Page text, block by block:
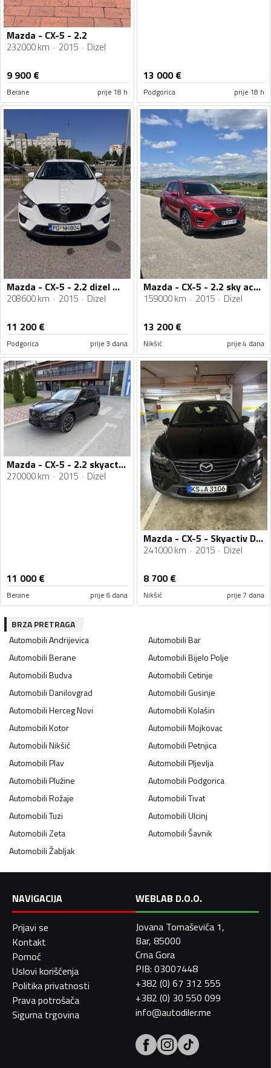
Mazda - CX-5 - 2.2
232000 km 2015 Dizel
9 900€
Berane prije 18 h
13 000€
Podgorica prije 18 h
Mazda - CX-5 - 2.2 dizel motor, 150ks
208600 km 2015 Dizel
11 200€
Podgorica prije 3 dana
Mazda - CX-5 - 2.2 sky active
159000 km 2015 Dizel
13 200€
Nikšić prije 4 dana
Mazda - CX-5 - 2.2 skyactive-D
270000 km 2015 Dizel
11 000€
Berane prije 6 dana
Mazda - CX-5 - Skyactiv D 2.2
241000 km 2015 Dizel
8 700€
Nikšić prije 7 dana
BRZA PRETRAGA
AutomobiliAndrijevica AutomobiliBar
AutomobiliBerane AutomobiliBijelo Polje
AutomobiliBudva AutomobiliCetinje
AutomobiliDanilovgrad AutomobiliGusinje
AutomobiliHerceg Novi AutomobiliKolašin
AutomobiliKotor AutomobiliMojkovac
AutomobiliNikšić AutomobiliPetnjica
AutomobiliPlav AutomobiliPljevlja
AutomobiliPlužine AutomobiliPodgorica
AutomobiliRožaje AutomobiliTivat
AutomobiliTuzi AutomobiliUlcinj
AutomobiliZeta AutomobiliŠavnik
AutomobiliŽabljak
NAVIGACIJA
Prijavi se
Kontakt
Pomoć
Uslovi korišćenja
Politika privatnosti
Prava potrošača
Sigurna trgovina
WEBLAB D.O.O.
Jovana Tomaševića 1,
Bar, 85000
Crna Gora
PIB: 03007448
+382 (0) 67 312 555
+382 (0) 30 550 099
info@autodiler.me